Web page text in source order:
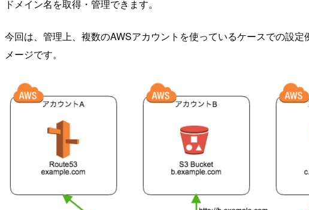
ドメイン名を取得・管理できます。
今回は、管理上、複数のAWSアカウントを使っているケースでの設
メージです。